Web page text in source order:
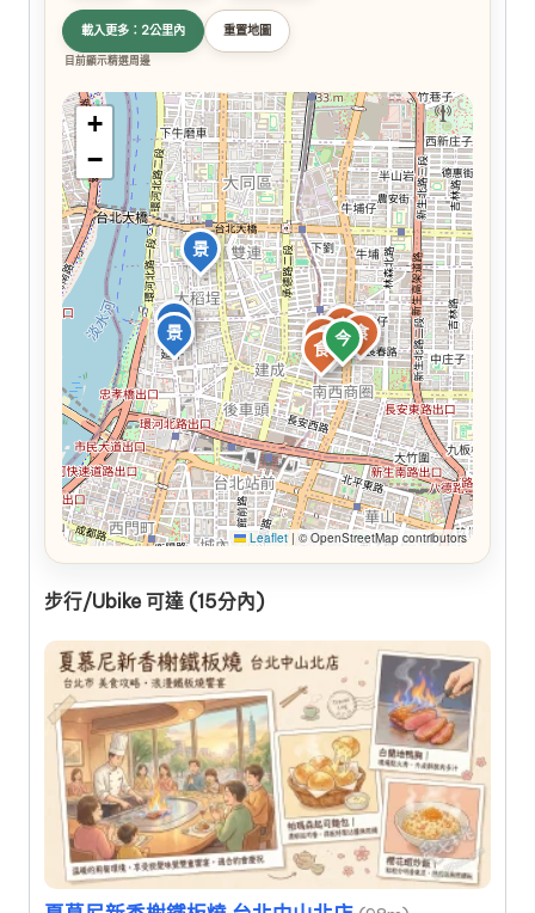
載入更多：2公里內 重置地圖
目前顯示精選周邊
今
景
食
食
景
景
食食
食
+
−
Leaflet | © OpenStreetMap contributors
步行/Ubike 可達 (15分內)